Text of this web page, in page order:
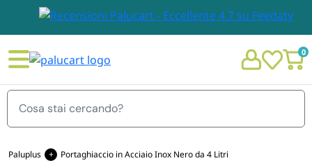
0
Menu
Paluplus Portaghiaccio in Acciaio Inox Nero da 4 Litri